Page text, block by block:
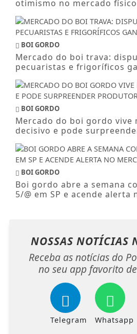
otimismo no mercado físico
BOI GORDO
Mercado do boi trava:
pecuaristas e frigoríficos
BOI GORDO
Mercado do boi gordo vive
decisivo e pode
BOI GORDO
Boi gordo abre a semana
5/@ em SP e acende alerta
NOSSAS NOTÍCIAS
Receba as notícias do
no seu app favorito
Telegram Whatsapp